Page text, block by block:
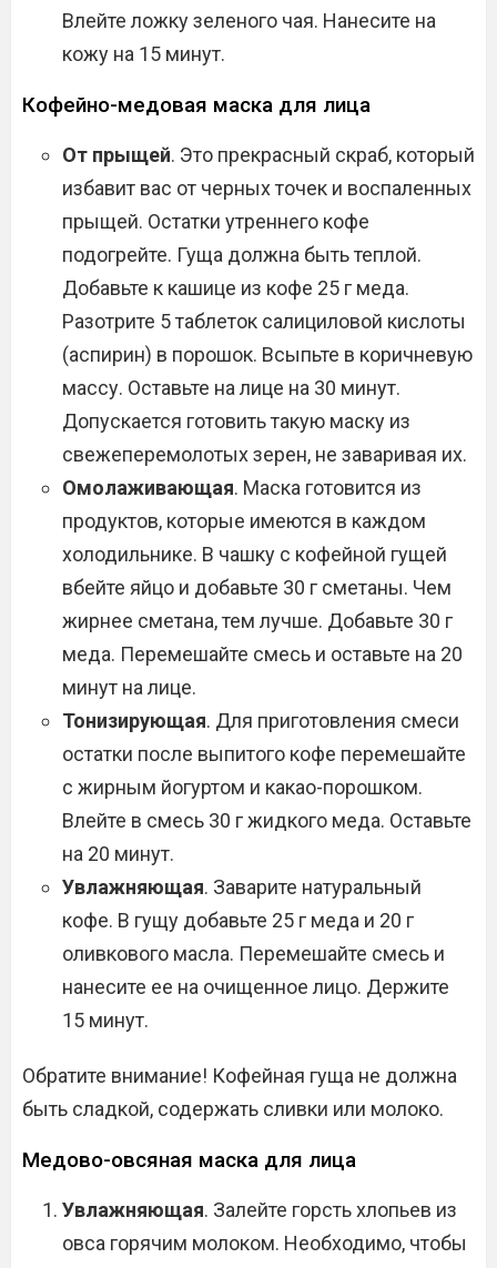
Влейте ложку зеленого чая. Нанесите на
кожу на 15 минут.
Кофейно-медовая маска для лица
От прыщей. Это прекрасный скраб, который
избавит вас от черных точек и воспаленных
прыщей. Остатки утреннего кофе
подогрейте. Гуща должна быть теплой.
Добавьте к кашице из кофе 25 г меда.
Разотрите 5 таблеток салициловой кислоты
(аспирин) в порошок. Всыпьте в коричневую
массу. Оставьте на лице на 30 минут.
Допускается готовить такую маску из
свежеперемолотых зерен, не заваривая их.
Омолаживающая. Маска готовится из
продуктов, которые имеются в каждом
холодильнике. В чашку с кофейной гущей
вбейте яйцо и добавьте 30 г сметаны. Чем
жирнее сметана, тем лучше. Добавьте 30 г
меда. Перемешайте смесь и оставьте на 20
минут на лице.
Тонизирующая. Для приготовления смеси
остатки после выпитого кофе перемешайте
с жирным йогуртом и какао-порошком.
Влейте в смесь 30 г жидкого меда. Оставьте
на 20 минут.
Увлажняющая. Заварите натуральный
кофе. В гущу добавьте 25 г меда и 20 г
оливкового масла. Перемешайте смесь и
нанесите ее на очищенное лицо. Держите
15 минут.
Обратите внимание! Кофейная гуща не должна
быть сладкой, содержать сливки или молоко.
Медово-овсяная маска для лица
Увлажняющая. Залейте горсть хлопьев из
овса горячим молоком. Необходимо, чтобы